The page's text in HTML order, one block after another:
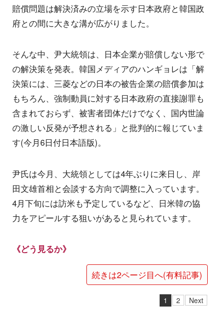
賠償問題は解決済みの立場を示す日本政府と韓国政
府との間に大きな溝が広がりました。
そんな中、尹大統領は、日本企業が賠償しない形で
の解決策を発表。韓国メディアのハンギョレは「解
決策には、三菱などの日本の被告企業の賠償参加は
もちろん、強制動員に対する日本政府の直接謝罪も
含まれておらず、被害者団体だけでなく、国内世論
の激しい反発が予想される」と批判的に報じていま
す(今月6日付日本語版)。
尹氏は今月、大統領としては4年ぶりに来日し、岸
田文雄首相と会談する方向で調整に入っています。
4月下旬には訪米も予定しているなど、日米韓の協
力をアピールする狙いがあると見られています。
《どう見るか》
続きは2ページ目へ(有料記事)
1 2 Next